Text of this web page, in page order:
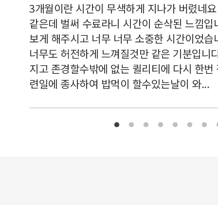
3개월이란 시간이 무색하게 지나가 버렸네
같은데 벌써 수료라니 시간이 순삭된 느낌
보게 해주시고 너무 너무 소중한 시간이었
너무도 허전하게 느껴질것만 같은 기분입니
지고 존경할수밖에 없는 퀼리티에 다시 한
련일에 종사하여 밥먹이 할수있는날이 와...